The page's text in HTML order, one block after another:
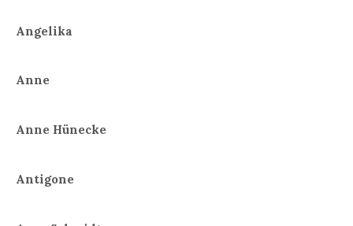
Angelika
Anne
Anne Hünecke
Antigone